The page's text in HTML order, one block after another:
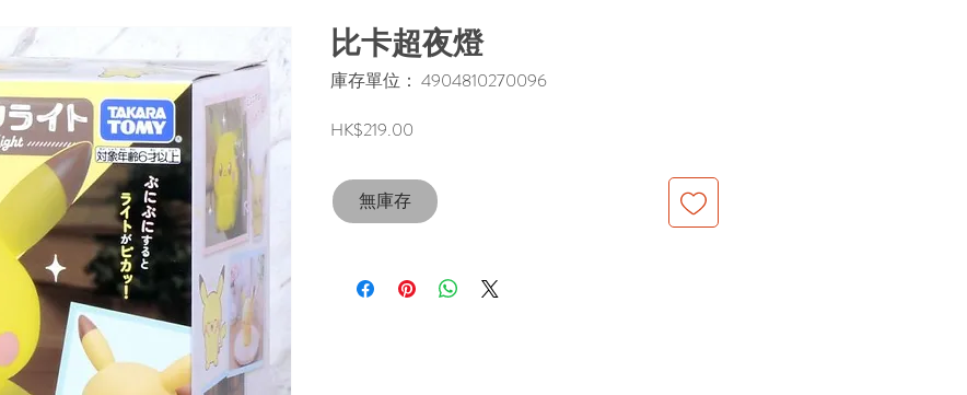
比卡超夜燈
庫存單位： 4904810270096
HK$219.00
無庫存